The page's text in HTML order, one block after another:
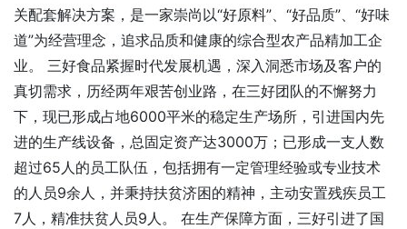
关配套解决方案，是一家崇尚以“好原料”、“好品质”、“好味
道”为经营理念，追求品质和健康的综合型农产品精加工企
业。 三好食品紧握时代发展机遇，深入洞悉市场及客户的
真切需求，历经两年艰苦创业路，在三好团队的不懈努力
下，现已形成占地6000平米的稳定生产场所，引进国内先
进的生产线设备，总固定资产达3000万；已形成一支人数
超过65人的员工队伍，包括拥有一定管理经验或专业技术
的人员9余人，并秉持扶贫济困的精神，主动安置残疾员工
7人，精准扶贫人员9人。 在生产保障方面，三好引进了国